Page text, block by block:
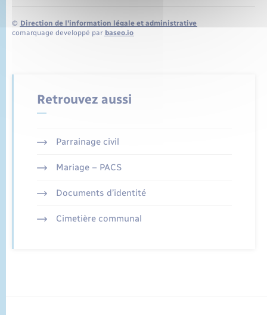
© Direction de l’information légale et administrative
comarquage developpé par baseo.io
Retrouvez aussi
Parrainage civil
Mariage – PACS
Documents d’identité
Cimetière communal